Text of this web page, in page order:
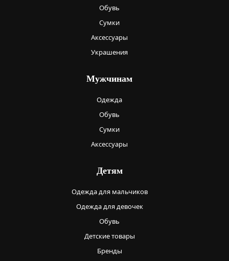
Обувь
Сумки
Аксессуары
Украшения
Мужчинам
Одежда
Обувь
Сумки
Аксессуары
Детям
Одежда для мальчиков
Одежда для девочек
Обувь
Детские товары
Бренды